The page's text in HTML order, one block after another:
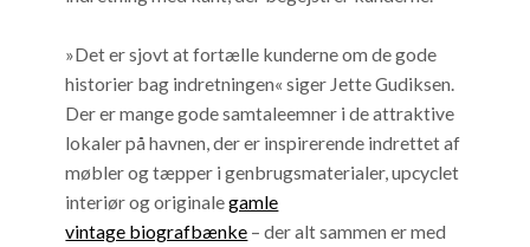
»Det er sjovt at fortælle kunderne om de gode
historier bag indretningen« siger Jette Gudiksen.
Der er mange gode samtaleemner i de attraktive
lokaler på havnen, der er inspirerende indrettet af
møbler og tæpper i genbrugsmaterialer, upcyclet
interiør og originalegamle
vintage biografbænke – der alt sammen er med